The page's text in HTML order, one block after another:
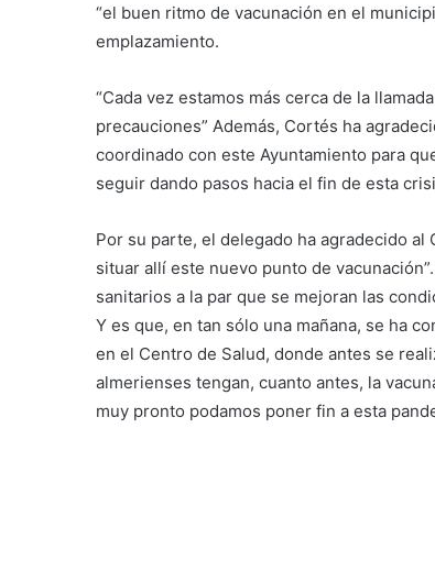
“el buen ritmo de vacunación en el
emplazamiento.
“Cada vez estamos más cerca de la llamada
precauciones” Además, Cortés ha
coordinado con este Ayuntamiento para
seguir dando pasos hacia el fin de esta
Por su parte, el delegado ha agradecido
situar allí este nuevo punto de
sanitarios a la par que se mejoran las
Y es que, en tan sólo una mañana, se ha
en el Centro de Salud, donde antes se
almerienses tengan, cuanto antes, la
muy pronto podamos poner fin a esta